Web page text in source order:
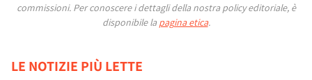
commissioni. Per conoscere i dettagli della nostra policy editoriale, è
disponibile la pagina etica.
LE NOTIZIE PIÙ LETTE